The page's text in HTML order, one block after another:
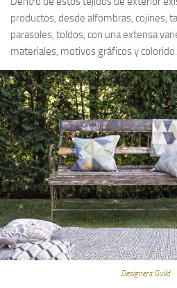
productos, desde alfombras, cojines,
parasoles, toldos, con una extensa
materiales, motivos gráficos y colorido.
Designers Guild